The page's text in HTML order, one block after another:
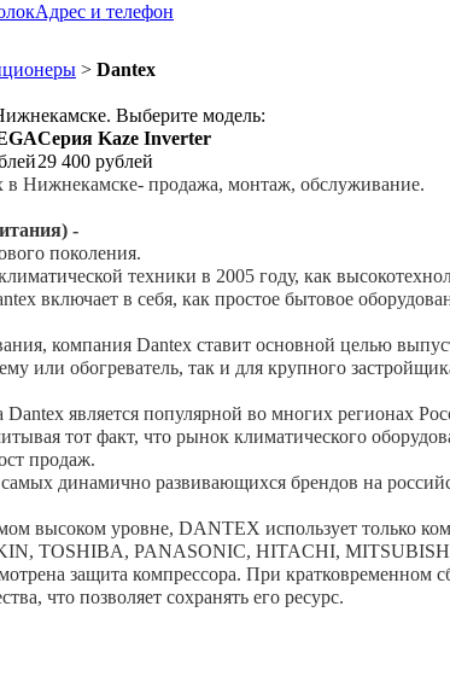
Адрес и телефон
> Dantex
Выберите модель:
Серия Kaze Inverter
29 400 рублей
Нижнекамске- продажа, монтаж, обслуживание.
-
поколения.
техники в 2005 году, как
включает в себя, как простое бытовое
компания Dantex ставит основной целью
или обогреватель, так и для крупного
является популярной во многих регионах
тот факт, что рынок климатического
продаж.
динамично развивающихся брендов на
высоком уровне, DANTEX использует только
TOSHIBA, PANASONIC, HITACHI,
защита компрессора. При кратковременном
что позволяет сохранять его ресурс.